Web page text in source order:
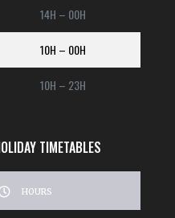
14H – 00H
10H – 00H
10H – 23H
TIMETABLES
HOURS